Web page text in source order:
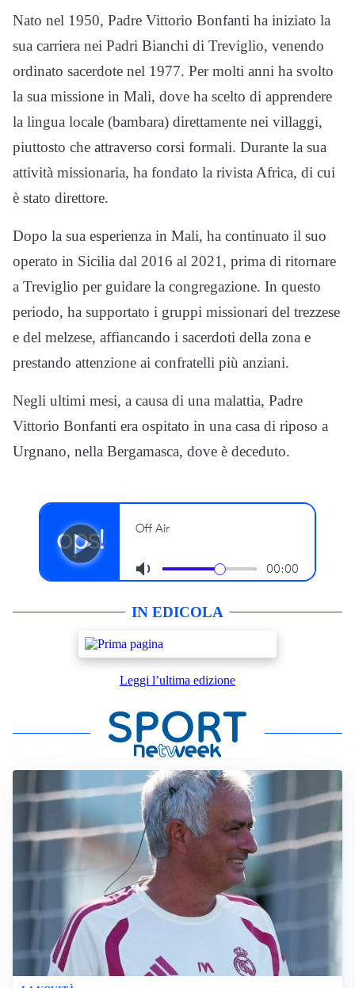
Nato nel 1950, Padre Vittorio Bonfanti ha iniziato la
sua carriera nei Padri Bianchi di Treviglio, venendo
ordinato sacerdote nel 1977. Per molti anni ha svolto
la sua missione in Mali, dove ha scelto di apprendere
la lingua locale (bambara) direttamente nei villaggi,
piuttosto che attraverso corsi formali. Durante la sua
attività missionaria, ha fondato la rivista Africa, di cui
è stato direttore.
Dopo la sua esperienza in Mali, ha continuato il suo
operato in Sicilia dal 2016 al 2021, prima di ritornare
a Treviglio per guidare la congregazione. In questo
periodo, ha supportato i gruppi missionari del trezzese
e del melzese, affiancando i sacerdoti della zona e
prestando attenzione ai confratelli più anziani.
Negli ultimi mesi, a causa di una malattia, Padre
Vittorio Bonfanti era ospitato in una casa di riposo a
Urgnano, nella Bergamasca, dove è deceduto.
IN EDICOLA
Leggi l’ultima edizione